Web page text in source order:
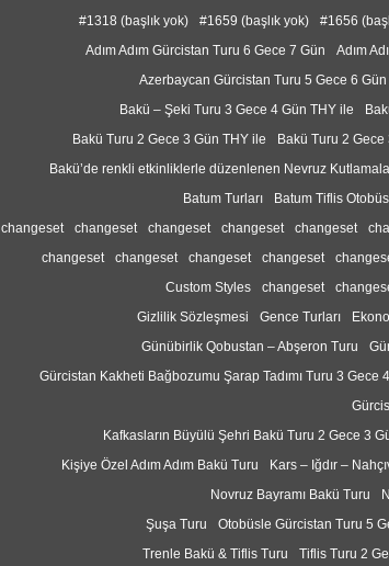
#1656
#1659 (başlık yok)
#1318 (başlık yok)
Adım
Adım Adım Gürcistan Turu 6 Gece 7 Gün
Azerbaycan Gürcistan Turu 5 Gece 6
Bakü – Şeki Turu 3 Gece 4 Gün THY ile
Bakü Turu 2
Bakü Turu 2 Gece 3 Gün THY ile
Bakü’de renkli etkinliklerle düzenlenen Nevruz
Batum Tiflis
Batum Turları
changeset
changeset
changeset
changeset
changeset
changeset
changeset
changeset
changeset
changeset
Custom Styles
Gence Turları
Gizlilik Sözleşmesi
Günübirlik Qobustan – Abşeron Turu
Gürcistan Kakheti Bağbozumu Şarap Tadımı Turu 3 Gece
Kafkasların Büyülü Şehri Bakü Turu 2 Gece 3
Kars – Iğdır –
Kişiye Özel Adım Adım Bakü Turu
Novruz Bayramı Bakü Turu
Otobüsle Gürcistan Turu 5
Şuşa Turu
Tiflis Turu 2
Trenle Bakü & Tiflis Turu